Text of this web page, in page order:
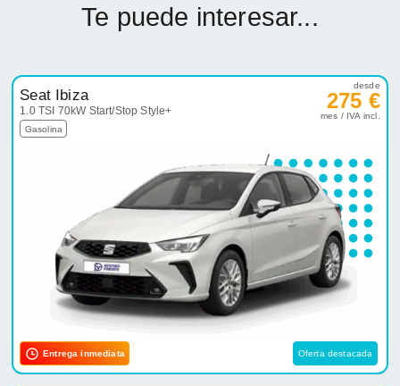
Te puede interesar...
Seat Ibiza
1.0 TSI 70kW Start/Stop Style+
Gasolina
desde
275 €
mes / IVA incl.
Entrega inmediata Oferta destacada